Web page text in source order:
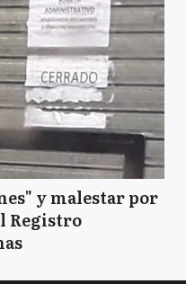
y malestar por
Registro